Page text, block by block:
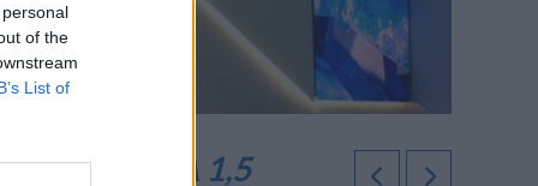
of the
List of
PONTE DA 1,5